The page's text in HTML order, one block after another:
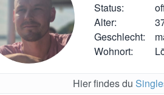
Status:
Alter:
Geschlecht:
Wohnort:
Hier findes du